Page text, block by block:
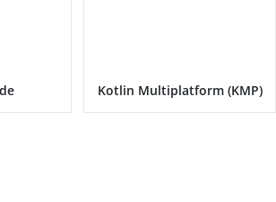
Kotlin Multiplatform (KMP)